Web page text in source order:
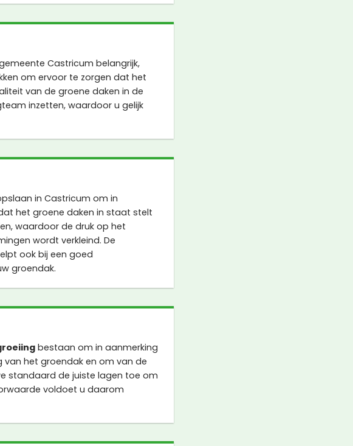
Castricum belangrijk,
om ervoor te zorgen dat het
van de groene daken in de
inzetten, waardoor u gelijk
in Castricum om in
het groene daken in staat stelt
waardoor de druk op het
wordt verkleind. De
ook bij een goed
groendak.
bestaan om in aanmerking
van het groendak en om van de
standaard de juiste lagen toe om
voldoet u daarom